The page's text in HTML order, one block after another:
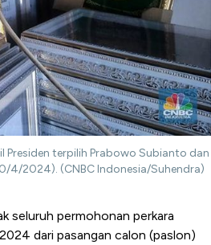
terpilih Prabowo Subianto dan
4/2024). (CNBC Indonesia/Suhendra)
seluruh permohonan perkara
dari pasangan calon (paslon)